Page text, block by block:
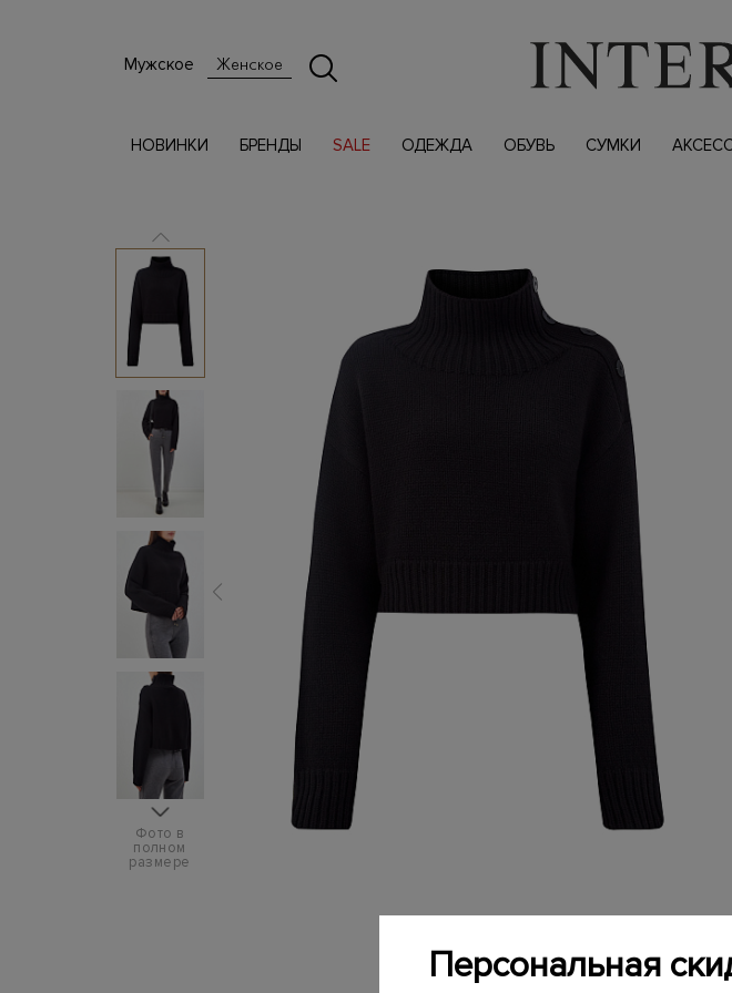
Мужское Женское
НОВИНКИ БРЕНДЫ SALE ОДЕЖДА ОБУВЬ СУМКИ
Фото в
полном
размере
Персональная